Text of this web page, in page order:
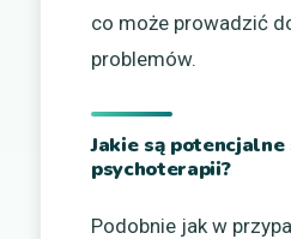
co może prowadzić
problemów.
Jakie są
psychoterapii?
Podobnie jak w